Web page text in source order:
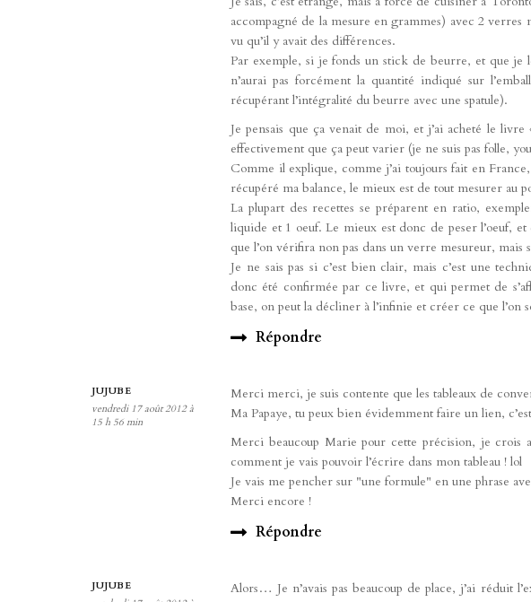
accompagné de la mesure en grammes) avec 2
vu qu’il y avait des différences.
Par exemple, si je fonds un stick de beurre, et que je
n’aurai pas forcément la quantité indiqué sur
récupérant l’intégralité du beurre avec une spatule).
Je pensais que ça venait de moi, et j’ai acheté le
effectivement que ça peut varier (je ne suis pas folle,
Comme il explique, comme j’ai toujours fait en
récupéré ma balance, le mieux est de tout mesurer au
La plupart des recettes se préparent en ratio,
liquide et 1 oeuf. Le mieux est donc de peser l’oeuf,
que l’on vérifira non pas dans un verre mesureur, mais
Je ne sais pas si c’est bien clair, mais c’est une
donc été confirmée par ce livre, et qui permet de
base, on peut la décliner à l’infinie et créer ce que l’on
Répondre
JUJUBE
vendredi 17 août 2012 à
15 h 56 min
Merci merci, je suis contente que les tableaux de
Ma Papaye, tu peux bien évidemment faire un lien,
Merci beaucoup Marie pour cette précision, je crois
comment je vais pouvoir l’écrire dans mon tableau ! lol
Je vais me pencher sur "une formule" en une phrase
Merci encore !
Répondre
JUJUBE
Alors… Je n’avais pas beaucoup de place, j’ai réduit